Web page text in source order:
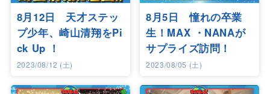
8月12日 天才ステッ
プ少年、崎山清翔をPi
ck Up ！
2023/08/12 (土)
8月5日 憧れの卒業
生！MAX ・NANAが
サプライズ訪問！
2023/08/05 (土)